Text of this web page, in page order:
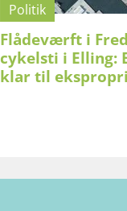
Politik
Flådeværft i
cykelsti i Elling:
klar til